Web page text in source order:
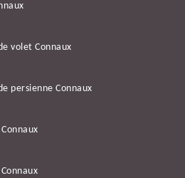
volet Connaux
persienne Connaux